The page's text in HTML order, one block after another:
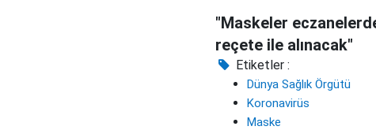
"Maskeler
reçete ile alınacak"
Etiketler :
Dünya Sağlık Örgütü
Koronavirüs
Maske